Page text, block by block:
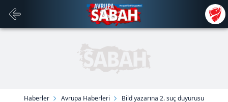
Haberler Avrupa Haberleri
Bild yazarına 2. suç duyurusu